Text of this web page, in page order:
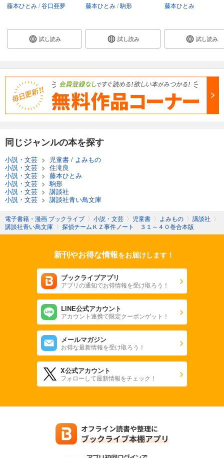
藤本ひとみ 谷口亜夢
試し読み
藤本ひとみ 駒形
試し読み
藤本ひとみ
試し読み
同じジャンルの本を探す
小説・文芸 > 児童書 / よみもの
小説・文芸 > 住滝良
小説・文芸 > 藤本ひとみ
小説・文芸 > 駒形
小説・文芸 > 講談社
小説・文芸 > 講談社青い鳥文庫
電子書籍・漫画 ブックライブ 〉 小説・文芸 〉 児童書 〉 よみもの 〉 講談社 〉
講談社青い鳥文庫 〉 探偵チームＫＺ事件ノート ３１～４０巻合本版
新刊やお得な情報をお届けします！
ブックライブアプリ
アプリの通知でお得情報を受け取ろう！
LINE公式アカウント
アカウント連携で限定クーポンゲット！
メールマガジン
お得な最新情報を受け取ろう！
X公式アカウント
フォローして最新情報をチェック！